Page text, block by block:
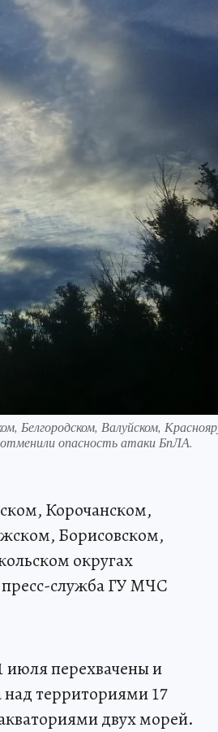
Белгородском, Валуйском,
отменили опасность атаки БпЛА.
Корочанском,
Борисовском,
округах
служба ГУ МЧС
июля перехвачены и
территориями 17
двух морей.